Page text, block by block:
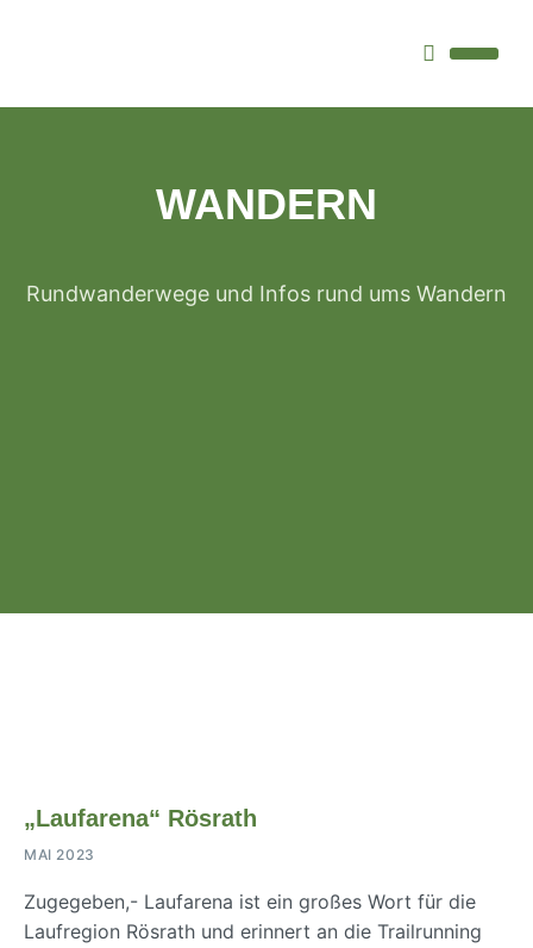
WANDERN
Rundwanderwege und Infos rund ums Wandern
„Laufarena“ Rösrath
MAI 2023
Zugegeben,- Laufarena ist ein großes Wort für die
Laufregion Rösrath und erinnert an die Trailrunning